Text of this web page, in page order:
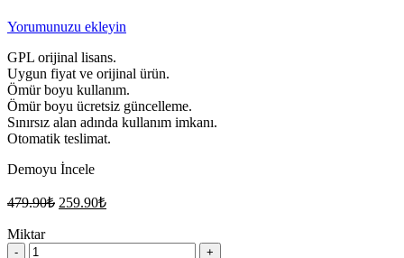
Yorumunuzu ekleyin
GPL orijinal lisans.
Uygun fiyat ve orijinal ürün.
Ömür boyu kullanım.
Ömür boyu ücretsiz güncelleme.
Sınırsız alan adında kullanım imkanı.
Otomatik teslimat.
Demoyu İncele
479.90₺ Orijinal
259.90₺Şu
Miktar
WP